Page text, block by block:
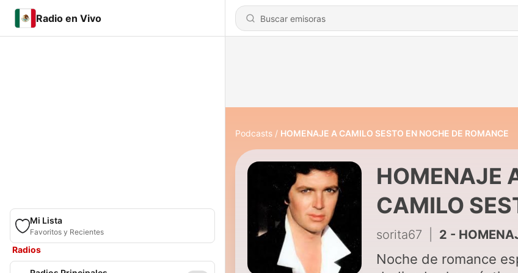
Radio en Vivo
Mi Lista
Favoritos y Recientes
Radios
Podcasts HOMENAJE A CAMILO SESTO EN NOCHE DE ROMANCE
HOMENAJE
CAMILO
EN NOCHE
ROMANCE
sorita67 2 - HOMENAJE A CAMILO SESTO EN NOCHE DE
Noche de romance